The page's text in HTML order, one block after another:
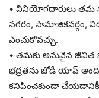
• వినియోగదారులు తమ
నగరం, సామాజికవర్గం,
ఎంచుకోవచ్చు.
• తమకు అనువైన జీవిత
భద్రతను జోడీ యాప్
కనిపించకుండా